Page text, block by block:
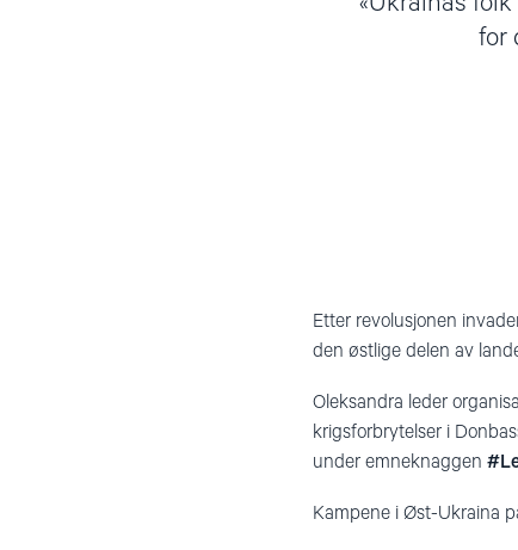
for
Etter revolusjonen
den østlige delen av
Oleksandra leder
krigsforbrytelser i
under emneknaggen
Kampene i Øst-Ukraina